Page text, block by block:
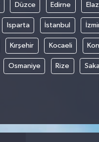
Düzce Edirne
Isparta İstanbul
Kırşehir Kocaeli
Osmaniye Rize